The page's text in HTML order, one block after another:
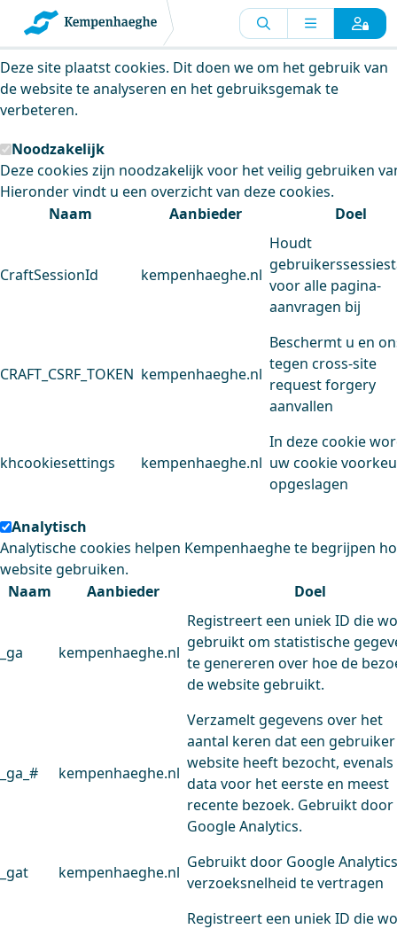
Kempenhaeghe maakt gebruik van
cookies
Deze site plaatst cookies. Dit doen we om het gebruik van
de website te analyseren en het gebruiksgemak te
verbeteren.
Noodzakelijk
Deze cookies zijn noodzakelijk voor het veilig gebruiken
Hieronder vindt u een overzicht van deze cookies.
Naam
Aanbieder Doel
CraftSessionId kempenhaeghe.nl
Houdt
voor alle pagina-
aanvragen bij
CRAFT_CSRF_TOKEN kempenhaeghe.nl
Beschermt u en
tegen cross-site
request forgery
aanvallen
khcookiesettings kempenhaeghe.nl
In deze cookie
uw cookie
opgeslagen
Analytisch
Analytische cookies helpen Kempenhaeghe te begrijpen
website gebruiken.
Naam
Aanbieder Doel
_ga kempenhaeghe.nl
Registreert een uniek ID die
gebruikt om statistische
te genereren over hoe de
de website gebruikt.
_ga_# kempenhaeghe.nl
Verzamelt gegevens over het
aantal keren dat een
website heeft bezocht, evenals
data voor het eerste en meest
recente bezoek. Gebruikt door
Google Analytics.
_gat kempenhaeghe.nl
Gebruikt door Google
verzoeksnelheid te vertragen
Registreert een uniek ID die